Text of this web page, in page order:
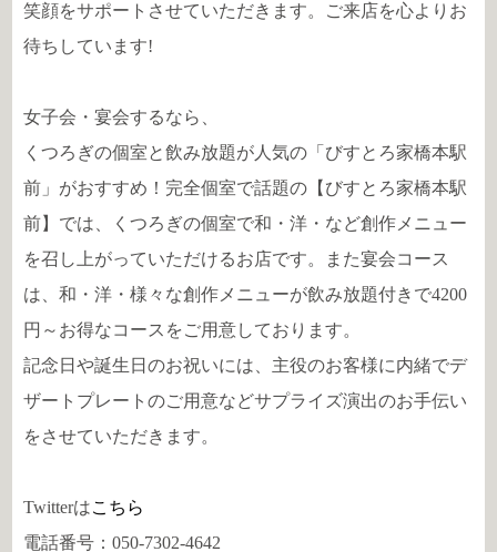
笑顔をサポートさせていただきます。ご来店を心よりお
待ちしています!
女子会・宴会するなら、
くつろぎの個室と飲み放題が人気の「びすとろ家橋本駅
前」がおすすめ！完全個室で話題の【びすとろ家橋本駅
前】では、くつろぎの個室で和・洋・など創作メニュー
を召し上がっていただけるお店です。また宴会コース
は、和・洋・様々な創作メニューが飲み放題付きで4200
円～お得なコースをご用意しております。
記念日や誕生日のお祝いには、主役のお客様に内緒でデ
ザートプレートのご用意などサプライズ演出のお手伝い
をさせていただきます。
Twitterはこちら
電話番号：050-7302-4642